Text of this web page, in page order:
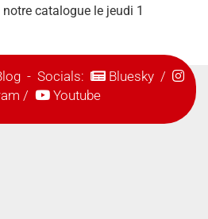
catalogue le jeudi 1
- Socials: Bluesky/
/ Youtube